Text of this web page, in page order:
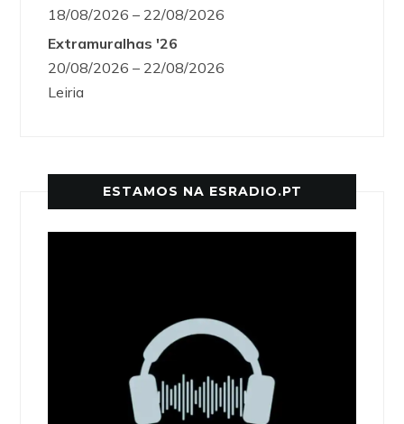
18/08/2026 – 22/08/2026
Extramuralhas '26
20/08/2026 – 22/08/2026
Leiria
ESTAMOS NA ESRADIO.PT